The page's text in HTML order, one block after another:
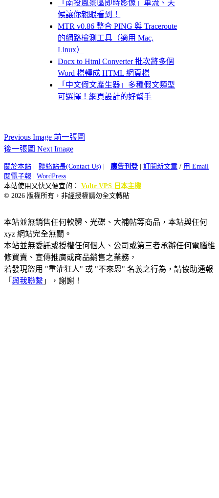
「南投風景區即時影像」車流、天
候讓你親眼看到！
MTR v0.86 整合 PING 與 Traceroute
的網路檢測工具（適用 Mac,
Linux）
Docx to Html Converter 批次將多個
Word 檔轉成 HTML 網頁檔
「中文假文產生器」多種假文類型
可選擇！網頁設計的好幫手
Previous Image 前一張圖
後一張圖 Next Image
關於本站 聯絡站長(Contact Us) 廣告刊登| 訂閱新文章 / 用 Email
閱電子報
WordPress
本站使用又快又便宜的： Vultr VPS 日本主機
© 2026 版權所有，非經授權請勿全文轉貼
本站並無銷售任何軟體、光碟、大補帖等商品，本站與任何
xyz 網站完全無關。
本站並無委託或授權任何個人、公司或第三者承辦任何電腦維
修買賣、宣傳推廣或商品銷售之業務，
若發現盜用 "重灌狂人" 或 "不來恩" 名義之行為，請協助通報
「 與我聯繫 」，謝謝！